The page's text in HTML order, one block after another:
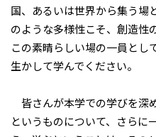
国、あるいは世界から集う場
のような多様性こそ、創造性
この素晴らしい場の一員とし
生かして学んでください。
皆さんが本学での学びを深
というものについて、さらに